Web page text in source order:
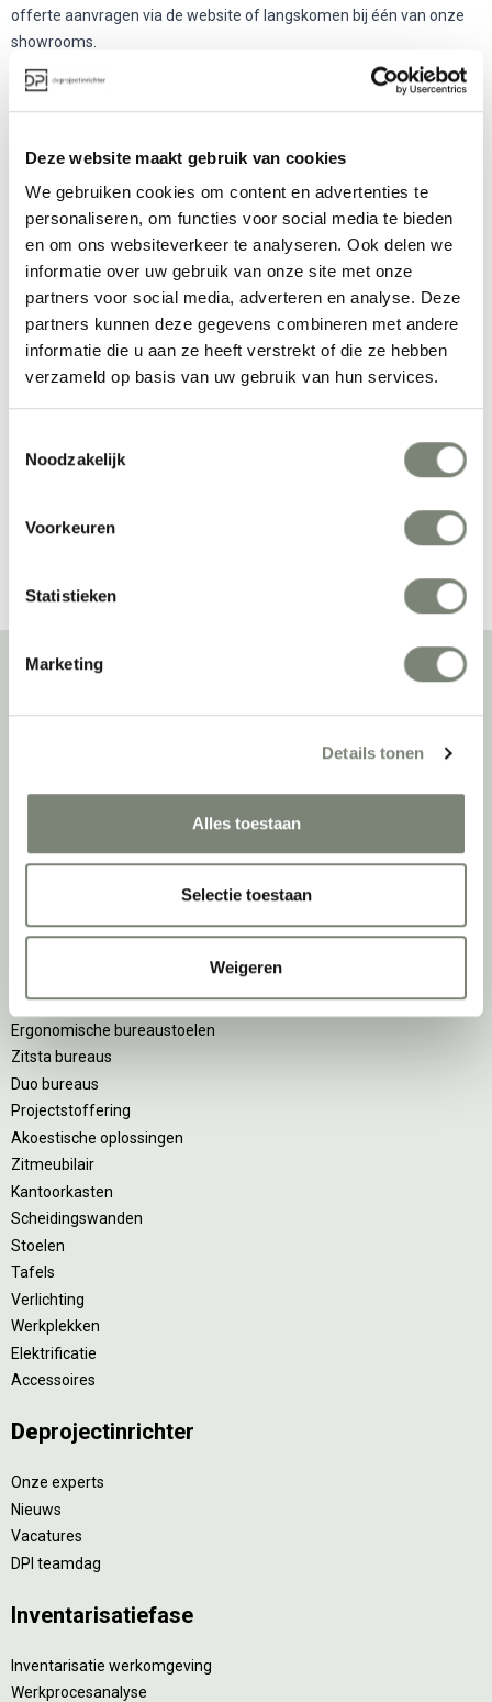
Deze website maakt gebruik van cookies
We gebruiken cookies om content en advertenties te
personaliseren, om functies voor social media te bieden
en om ons websiteverkeer te analyseren. Ook delen we
informatie over uw gebruik van onze site met onze
partners voor social media, adverteren en analyse. Deze
partners kunnen deze gegevens combineren met andere
informatie die u aan ze heeft verstrekt of die ze hebben
verzameld op basis van uw gebruik van hun services.
Noodzakelijk
Voorkeuren
Statistieken
Marketing
Details tonen
Alles toestaan
Selectie toestaan
Weigeren
offerte aanvragen via de website of langskomen bij één van onze
showrooms.
Meer producten van Kastel
Kastel Kuad Plus
Kastel Kontex 2+2
Over deprojectinrichter
realiseren: de allerbeste werkomgeving. En dat doen we niet alleen
met het oog op nu; dankzij ons duurzame en circulaire karakter
tweede leven kunnen geven, bijvoorbeeld. Maar ook door keer op
keer actief te kijken naar de duurzaamste optie.
Belangrijke categorieën
Ergonomische bureaustoelen
Zitsta bureaus
Duo bureaus
Projectstoffering
Akoestische oplossingen
Zitmeubilair
Kantoorkasten
Scheidingswanden
Stoelen
Tafels
Verlichting
Werkplekken
Elektrificatie
Accessoires
Deprojectinrichter
Onze experts
Nieuws
Vacatures
DPI teamdag
Inventarisatiefase
Inventarisatie werkomgeving
Werkprocesanalyse